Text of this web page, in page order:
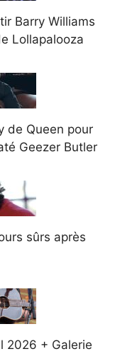
Barry Williams
Lollapalooza
de Queen pour
Geezer Butler
sûrs après
2026 + Galerie